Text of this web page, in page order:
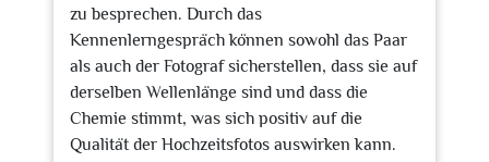
zu besprechen. Durch das
Kennenlerngespräch können sowohl das Paar
als auch der Fotograf sicherstellen, dass sie auf
derselben Wellenlänge sind und dass die
Chemie stimmt, was sich positiv auf die
Qualität der Hochzeitsfotos auswirken kann.